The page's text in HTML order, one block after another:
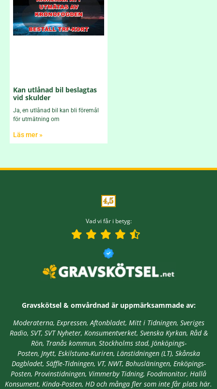
Kan utlånad bil beslagtas
vid skulder
Ja, en utlånad bil kan bli föremål
för utmätning om
Läs mer »
Vad vi får i betyg:
Gravskötsel & omvårdnad är uppmärksammade av:
Moderaterna, Expressen, Aftonbladet, Mitt i Tidningen, Sveriges
Radio, SVT, SVT Nyheter, Konsumentverket, Svenska Kyrkan, Råd &
Rön, Tranås kommun, Stockholms stad, Jönköpings-
Posten, Jnytt, Eskilstuna-Kuriren, Länstidningen (LT), Skånska
Dagbladet, Säffle-Tidningen, VT, NWT, Bohusläningen, Enköpings-
Posten, Provinstidningen, Vimmerby Tidning, Foodmonitor, Hallå
Konsument, Kinda-Posten, HD och många fler som inte får plats här.